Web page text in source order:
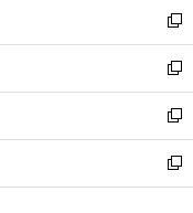
く
で
開
く
ド
ウ
で
開
く
ィ
ン
ド
ウ
で
開
く
い
ウ
ィ
ン
ド
ウ
で
開
新
し
い
ウ
ィ
ン
ド
ウ
新
し
い
ウ
ィ
ン
新
し
い
ウ
新
し